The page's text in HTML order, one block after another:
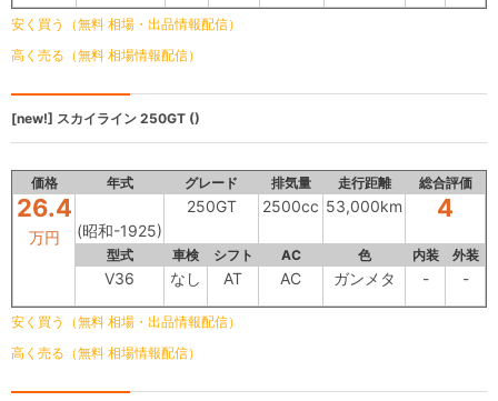
安く買う（無料 相場・出品情報配信）
高く売る（無料 相場情報配信）
[new!] スカイライン 250GT ()
価格 年式 グレード 排気量 走行距離 総合評価
26.4
万円 (昭和-1925)
250GT 2500cc 53,000km 4
型式 車検 シフト AC 色 内装 外装
V36 なし AT AC ガンメタ - -
安く買う（無料 相場・出品情報配信）
高く売る（無料 相場情報配信）